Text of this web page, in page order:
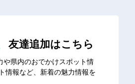
友達追加はこちら
や県内のおでかけスポット情
情報など、新着の魅力情報を